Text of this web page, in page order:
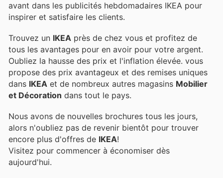
avant dans les publicités hebdomadaires IKEA pour
inspirer et satisfaire les clients.
Trouvez un IKEA près de chez vous et profitez de
tous les avantages pour en avoir pour votre argent.
Oubliez la hausse des prix et l'inflation élevée. vous
propose des prix avantageux et des remises uniques
dans IKEA et de nombreux autres magasins Mobilier
et Décoration dans tout le pays.
Nous avons de nouvelles brochures tous les jours,
alors n'oubliez pas de revenir bientôt pour trouver
encore plus d'offres de IKEA!
Visitez pour commencer à économiser dès
aujourd'hui.